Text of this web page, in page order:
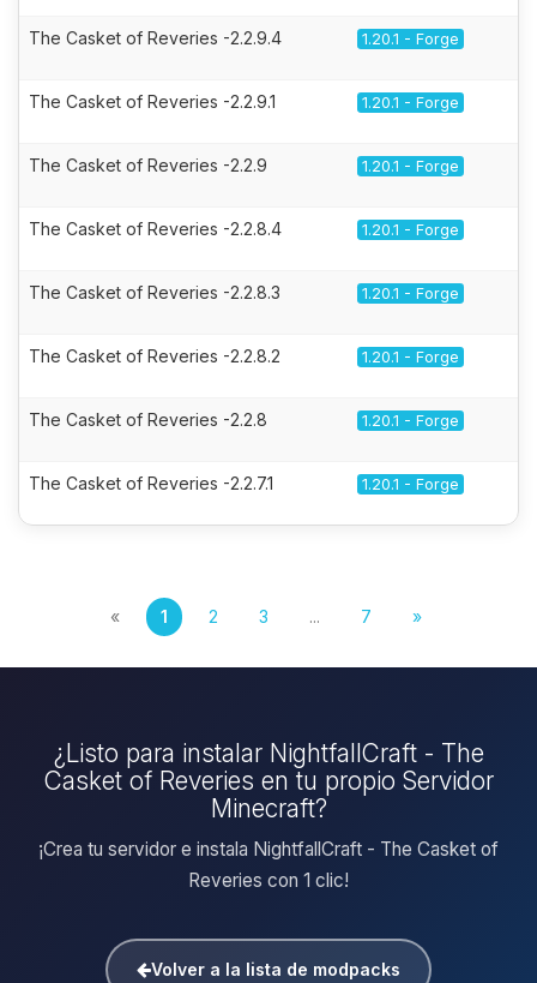
The Casket of Reveries -2.2.9.4 1.20.1 - Forge
The Casket of Reveries -2.2.9.1 1.20.1 - Forge
The Casket of Reveries -2.2.9 1.20.1 - Forge
The Casket of Reveries -2.2.8.4 1.20.1 - Forge
The Casket of Reveries -2.2.8.3 1.20.1 - Forge
The Casket of Reveries -2.2.8.2 1.20.1 - Forge
The Casket of Reveries -2.2.8 1.20.1 - Forge
The Casket of Reveries -2.2.7.1 1.20.1 - Forge
« 1 2 3 ... 7 »
¿Listo para instalar NightfallCraft - The
Casket of Reveries en tu propio Servidor
Minecraft?
¡Crea tu servidor e instala NightfallCraft - The Casket of
Reveries con 1 clic!
Volver a la lista de modpacks